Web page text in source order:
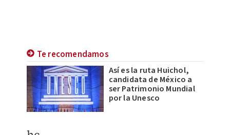
Te recomendamos
Así es la ruta Huichol,
candidata de México a
ser Patrimonio Mundial
por la Unesco